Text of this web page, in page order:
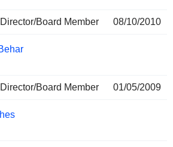
Director/Board Member 08/10/2010
Director/Board Member 01/05/2009